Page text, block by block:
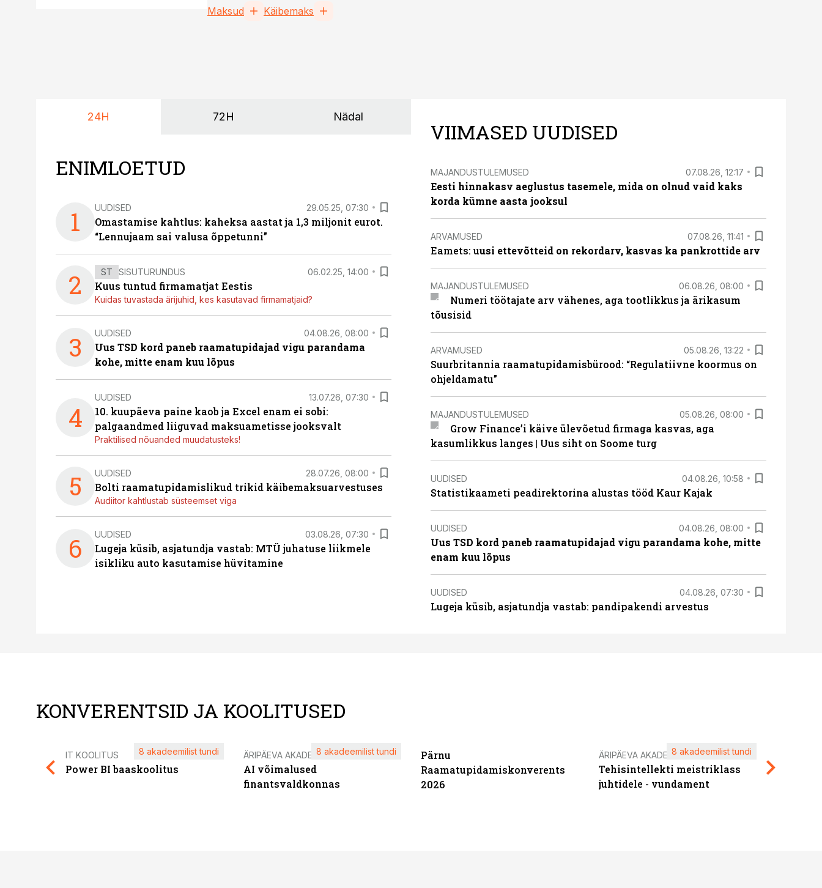
Maksud Käibemaks
24H 72H Nädal
ENIMLOETUD
1 UUDISED 29.05.25, 07:30
Omastamise kahtlus: kaheksa aastat ja 1,3 miljonit eurot.
“Lennujaam sai valusa õppetunni”
2 ST SISUTURUNDUS 06.02.25, 14:00
Kuus tuntud firmamatjat Eestis
Kuidas tuvastada ärijuhid, kes kasutavad firmamatjaid?
3 UUDISED 04.08.26, 08:00
Uus TSD kord paneb raamatupidajad vigu parandama
kohe, mitte enam kuu lõpus
4
UUDISED 13.07.26, 07:30
10. kuupäeva paine kaob ja Excel enam ei sobi:
palgaandmed liiguvad maksuametisse jooksvalt
Praktilised nõuanded muudatusteks!
5 UUDISED 28.07.26, 08:00
Bolti raamatupidamislikud trikid käibemaksuarvestuses
Audiitor kahtlustab süsteemset viga
6 UUDISED 03.08.26, 07:30
Lugeja küsib, asjatundja vastab: MTÜ juhatuse liikmele
isikliku auto kasutamise hüvitamine
VIIMASED UUDISED
MAJANDUSTULEMUSED 07.08.26, 12:17
Eesti hinnakasv aeglustus tasemele, mida on olnud vaid kaks
korda kümne aasta jooksul
ARVAMUSED 07.08.26, 11:41
Eamets: uusi ettevõtteid on rekordarv, kasvas ka pankrottide arv
MAJANDUSTULEMUSED 06.08.26, 08:00
Numeri töötajate arv vähenes, aga tootlikkus ja ärikasum
tõusisid
ARVAMUSED 05.08.26, 13:22
Suurbritannia raamatupidamisbürood: “Regulatiivne koormus on
ohjeldamatu”
MAJANDUSTULEMUSED 05.08.26, 08:00
Grow Finance’i käive ülevõetud firmaga kasvas, aga
kasumlikkus langes | Uus siht on Soome turg
UUDISED 04.08.26, 10:58
Statistikaameti peadirektorina alustas tööd Kaur Kajak
UUDISED 04.08.26, 08:00
Uus TSD kord paneb raamatupidajad vigu parandama kohe, mitte
enam kuu lõpus
UUDISED 04.08.26, 07:30
Lugeja küsib, asjatundja vastab: pandipakendi arvestus
KONVERENTSID JA KOOLITUSED
IT KOOLITUS
Power BI baaskoolitus
8 akadeemilist tundi ÄRIPÄEVA AKADEEMIA
AI võimalused
finantsvaldkonnas
8 akadeemilist tundi
Pärnu
Raamatupidamiskonverents
2026
ÄRIPÄEVA AKADEEMIA
Tehisintellekti meistriklass
juhtidele - vundament
8 akadeemilist tundi